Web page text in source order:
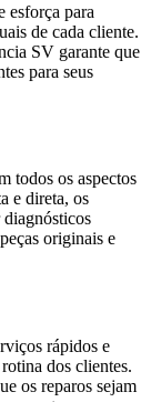
esforça para
de cada cliente.
SV garante que
para seus
todos os aspectos
e direta, os
originais e
rápidos e
dos clientes.
os reparos sejam